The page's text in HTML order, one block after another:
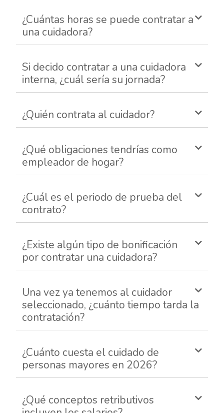
¿Cuántas horas se puede contratar a
una cuidadora?
Si decido contratar a una cuidadora
interna, ¿cuál sería su jornada?
¿Quién contrata al cuidador?
¿Qué obligaciones tendrías como
empleador de hogar?
¿Cuál es el periodo de prueba del
contrato?
¿Existe algún tipo de bonificación
por contratar una cuidadora?
Una vez ya tenemos al cuidador
seleccionado, ¿cuánto tiempo tarda la
contratación?
¿Cuánto cuesta el cuidado de
personas mayores en 2026?
¿Qué conceptos retributivos